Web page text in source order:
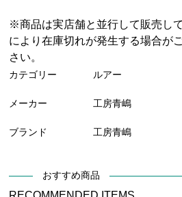
※商品は実店舗と並行して販売し
により在庫切れが発生する場合が
さい。
カテゴリー ルアー
メーカー 工房青嶋
ブランド 工房青嶋
おすすめ商品